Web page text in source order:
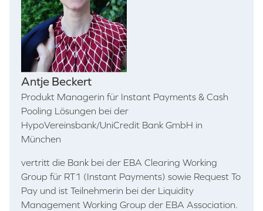
Antje Beckert
Produkt Managerin für Instant Payments & Cash
Pooling Lösungen bei der
HypoVereinsbank/UniCredit Bank GmbH in
München
vertritt die Bank bei der EBA Clearing Working
Group für RT1 (Instant Payments) sowie Request To
Pay und ist Teilnehmerin bei der Liquidity
Management Working Group der EBA Association.